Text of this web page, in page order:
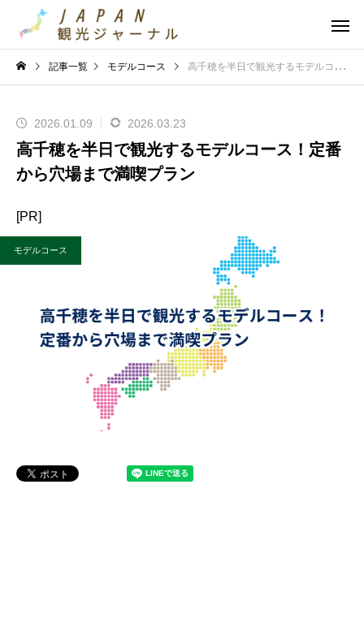
記事一覧 モデルコース 高千穂を半日で観光するモデルコース！定番から穴場まで満喫プラン
2026.01.09 2026.03.23
高千穂を半日で観光するモデルコース！定番
から穴場まで満喫プラン
[PR]
モデルコース